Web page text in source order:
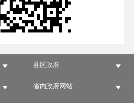
县区政府
省内政府网站